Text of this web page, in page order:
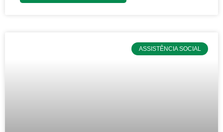
ASSISTÊNCIA SOCIAL